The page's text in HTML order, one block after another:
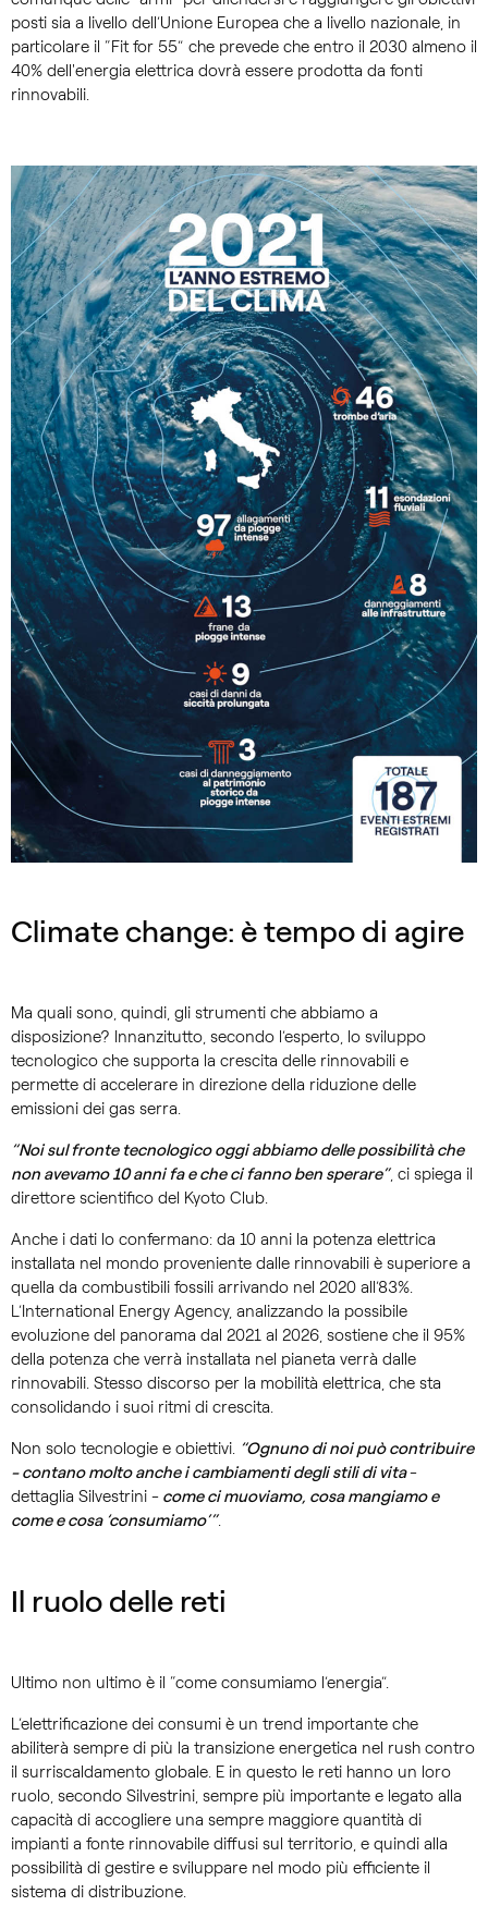
posti sia a livello dell’Unione Europea che a livello nazionale, in
particolare il “Fit for 55” che prevede che entro il 2030 almeno il
40% dell'energia elettrica dovrà essere prodotta da fonti
rinnovabili.
Climate change: è tempo di agire
Ma quali sono, quindi, gli strumenti che abbiamo a
disposizione? Innanzitutto, secondo l’esperto, lo sviluppo
tecnologico che supporta la crescita delle rinnovabili e
permette di accelerare in direzione della riduzione delle
emissioni dei gas serra.
“Noi sul fronte tecnologico oggi abbiamo delle possibilità che
non avevamo 10 anni fa e che ci fanno ben sperare”, ci spiega il
direttore scientifico del Kyoto Club.
Anche i dati lo confermano: da 10 anni la potenza elettrica
installata nel mondo proveniente dalle rinnovabili è superiore a
quella da combustibili fossili arrivando nel 2020 all’83%.
L’International Energy Agency, analizzando la possibile
evoluzione del panorama dal 2021 al 2026, sostiene che il 95%
della potenza che verrà installata nel pianeta verrà dalle
rinnovabili. Stesso discorso per la mobilità elettrica, che sta
consolidando i suoi ritmi di crescita.
Non solo tecnologie e obiettivi. “Ognuno di noi può contribuire
- contano molto anche i cambiamenti degli stili di vita-
dettaglia Silvestrini - come ci muoviamo, cosa mangiamo e
come e cosa ‘consumiamo’”.
Il ruolo delle reti
Ultimo non ultimo è il “come consumiamo l’energia”.
L’elettrificazione dei consumi è un trend importante che
abiliterà sempre di più la transizione energetica nel rush contro
il surriscaldamento globale. E in questo le reti hanno un loro
ruolo, secondo Silvestrini, sempre più importante e legato alla
capacità di accogliere una sempre maggiore quantità di
impianti a fonte rinnovabile diffusi sul territorio, e quindi alla
possibilità di gestire e sviluppare nel modo più efficiente il
sistema di distribuzione.